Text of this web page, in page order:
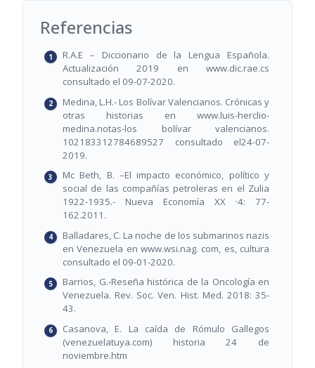
Referencias
R.A.E – Diccionario de la Lengua Española.
Actualización 2019 en www.dic.rae.cs
consultado el 09-07-2020.
Medina, L.H.- Los Bolívar Valencianos. Crónicas y
otras historias en www.luis-herclio-
medina.notas-los bolívar valencianos.
102183312784689527 consultado el24-07-
2019.
Mc Beth, B. –El impacto económico, político y
social de las compañías petroleras en el Zulia
1922-1935.- Nueva Economía XX ·4: 77-
162.2011.
Balladares, C. La noche de los submarinos nazis
en Venezuela en www.wsi.nag. com, es, cultura
consultado el 09-01-2020.
Barrios, G.-Reseña histórica de la Oncología en
Venezuela. Rev. Soc. Ven. Hist. Med. 2018: 35-
43.
Casanova, E. La caída de Rómulo Gallegos
(venezuelatuya.com) historia 24 de
noviembre.htm